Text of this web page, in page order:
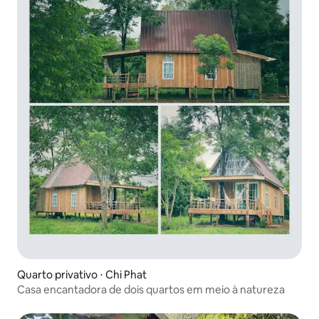
Quarto privativo ⋅ Chi Phat
Casa encantadora de dois quartos em meio à natureza